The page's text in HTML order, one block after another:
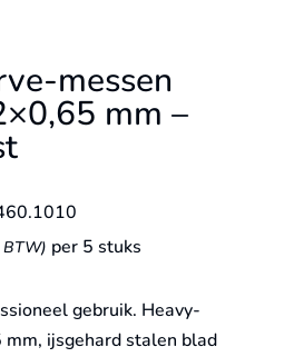
messen
mm –
per 5 stuks
gebruik. Heavy-
ijsgehard stalen blad